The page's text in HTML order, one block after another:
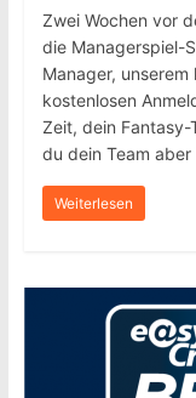
Zwei Wochen vor
die Managerspiel-
Manager,
kostenlosen
Zeit, dein Fantasy-
du dein Team aber
Weiterlesen